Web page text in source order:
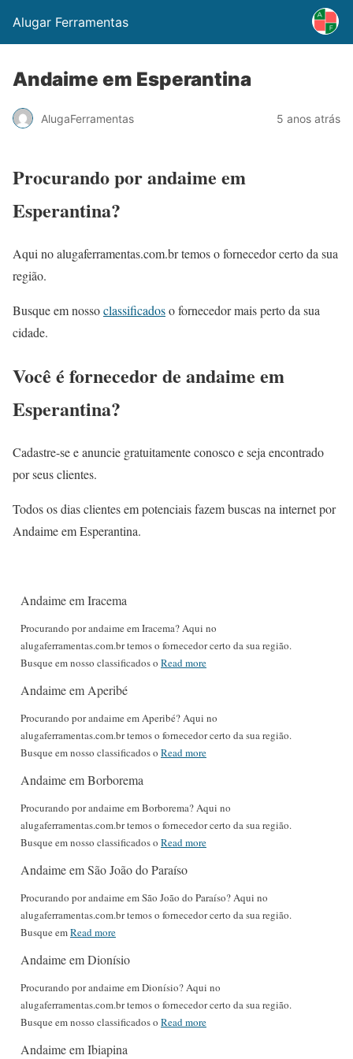
Alugar Ferramentas
Andaime em Esperantina
AlugaFerramentas 5 anos atrás
Procurando por andaime em
Esperantina?
Aqui no alugaferramentas.com.br temos o fornecedor certo da sua
região.
Busque em nossoclassificadoso fornecedor mais perto da sua
cidade.
Você é fornecedor de andaime em
Esperantina?
Cadastre-se e anuncie gratuitamente conosco e seja encontrado
por seus clientes.
Todos os dias clientes em potenciais fazem buscas na internet por
Andaime em Esperantina.
Andaime em Iracema
Procurando por andaime em Iracema? Aqui no
alugaferramentas.com.br temos o fornecedor certo da sua região.
Busque em nosso classificados o Read more
Andaime em Aperibé
Procurando por andaime em Aperibé? Aqui no
alugaferramentas.com.br temos o fornecedor certo da sua região.
Busque em nosso classificados o Read more
Andaime em Borborema
Procurando por andaime em Borborema? Aqui no
alugaferramentas.com.br temos o fornecedor certo da sua região.
Busque em nosso classificados o Read more
Andaime em São João do Paraíso
Procurando por andaime em São João do Paraíso? Aqui no
alugaferramentas.com.br temos o fornecedor certo da sua região.
Busque emRead more
Andaime em Dionísio
Procurando por andaime em Dionísio? Aqui no
alugaferramentas.com.br temos o fornecedor certo da sua região.
Busque em nosso classificados o Read more
Andaime em Ibiapina